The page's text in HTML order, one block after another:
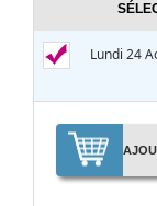
Lundi 24